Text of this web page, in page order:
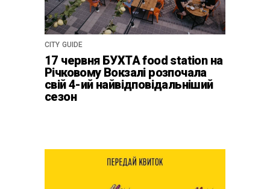
CITY GUIDE
17 червня БУХТА food station на
Річковому Вокзалі розпочала
свій 4-ий найвідповідальніший
сезон